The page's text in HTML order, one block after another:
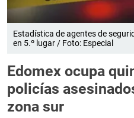
Estadística de agentes de
en 5.º lugar / Foto: Especial
Edomex ocupa
policías
zona sur